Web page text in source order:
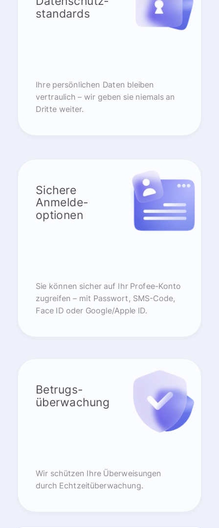
standards
Ihre persönlichen Daten bleiben
vertraulich – wir geben sie niemals an
Dritte weiter.
Sichere
Anmelde-
optionen
Sie können sicher auf Ihr Profee-Konto
zugreifen – mit Passwort, SMS-Code,
Face ID oder Google/Apple ID.
Betrugs-
überwachung
Wir schützen Ihre Überweisungen
durch Echtzeitüberwachung.